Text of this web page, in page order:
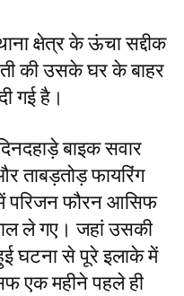
क्षेत्र के ऊंचा सद्दीक
की उसके घर के बाहर
गई है।
बाइक सवार
ताबड़तोड़ फायरिंग
परिजन फौरन आसिफ
ले गए। जहां उसकी
घटना से पूरे इलाके में
एक महीने पहले ही